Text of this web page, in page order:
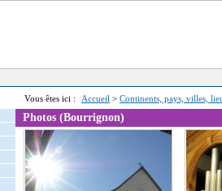
Vous êtes ici : Accueil > Continents, pays, villes,
Photos (Bourrignon)